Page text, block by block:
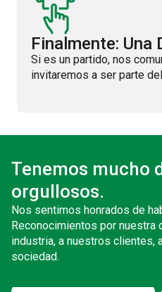
Finalmente: Una
Si es un partido, nos
invitaremos a ser parte
Tenemos mucho
orgullosos.
Nos sentimos honrados de
Reconocimientos por nuestra
industria, a nuestros clientes,
sociedad.